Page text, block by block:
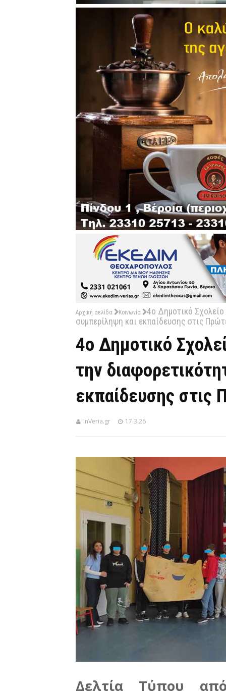
Αρχική σελίδα Κοινωνία
4ο Δημοτικό
συμπερίληψη και εκπαίδευσης στις
4ο Δημοτικό
την
εκπαίδευσης στις
InVeria.gr 17.3.26
Δελτία Τύπου